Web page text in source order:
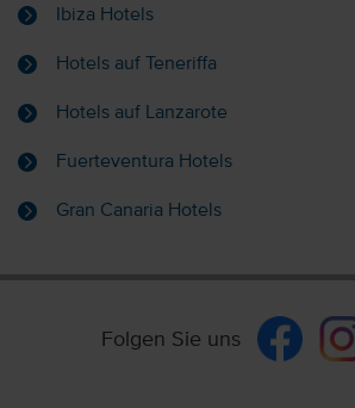
Ibiza Hotels
Hotels auf Teneriffa
Hotels auf Lanzarote
Fuerteventura Hotels
Gran Canaria Hotels
Folgen Sie uns